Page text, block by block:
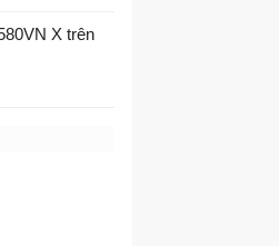
X trên